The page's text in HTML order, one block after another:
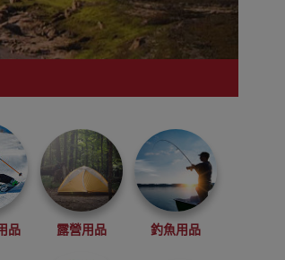
品 露營用品 釣魚用品